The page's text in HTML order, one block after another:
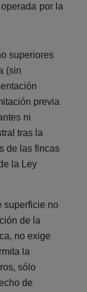
por la
superiores
(sin
previa
ni
tras la
de las fincas
la Ley
superficie no
de la
no exige
la
sólo
de